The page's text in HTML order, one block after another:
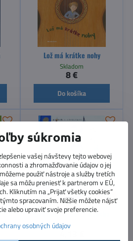
Lož má krátke nohy
Skladom
8 €
Do košíka
30%
Don Quijote De La Mancha
Skladom
4,13 €
súkromia
vašej návštevy tejto webovej
a zhromažďovanie údajov o jej
použiť nástroje a služby tretích
sa môžu preniesť k partnerom v EÚ,
Kliknutím na „Prijať všetky cookies“
spracovaním. Nižšie môžete nájsť
alebo upraviť svoje preferencie.
osobných údajov